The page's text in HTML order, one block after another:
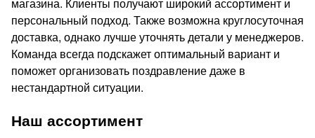
персональный подход. Также возможна круглосуточная
доставка, однако лучше уточнять детали у менеджеров.
Команда всегда подскажет оптимальный вариант и
поможет организовать поздравление даже в
нестандартной ситуации.
Наш ассортимент